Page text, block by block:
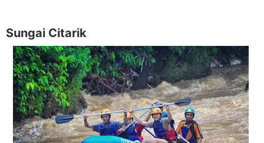
Sungai Citarik